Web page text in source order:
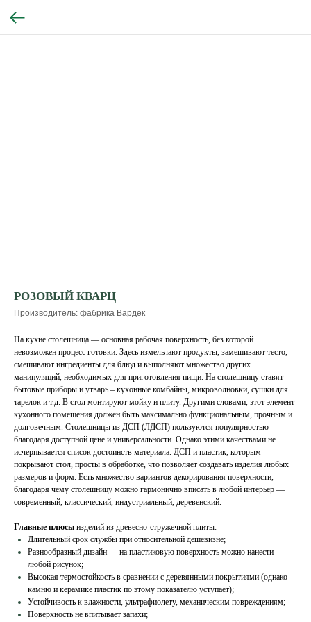
РОЗОВЫЙ КВАРЦ
Производитель: фабрика Вардек
На кухне столешница — основная рабочая поверхность, без которой
невозможен процесс готовки. Здесь измельчают продукты, замешивают тесто,
смешивают ингредиенты для блюд и выполняют множество других
манипуляций, необходимых для приготовления пищи. На столешницу ставят
бытовые приборы и утварь – кухонные комбайны, микроволновки, сушки для
тарелок и т.д. В стол монтируют мойку и плиту. Другими словами, этот элемент
кухонного помещения должен быть максимально функциональным, прочным и
долговечным. Столешницы из ДСП (ЛДСП) пользуются популярностью
благодаря доступной цене и универсальности. Однако этими качествами не
исчерпывается список достоинств материала. ДСП и пластик, которым
покрывают стол, просты в обработке, что позволяет создавать изделия любых
размеров и форм. Есть множество вариантов декорирования поверхности,
благодаря чему столешницу можно гармонично вписать в любой интерьер —
современный, классический, индустриальный, деревенский.
Главные плюсы изделий из древесно-стружечной плиты:
Длительный срок службы при относительной дешевизне;
Разнообразный дизайн — на пластиковую поверхность можно нанести
любой рисунок;
Высокая термостойкость в сравнении с деревянными покрытиями (однако
камню и керамике пластик по этому показателю уступает);
Устойчивость к влажности, ультрафиолету, механическим повреждениям;
Поверхность не впитывает запахи;